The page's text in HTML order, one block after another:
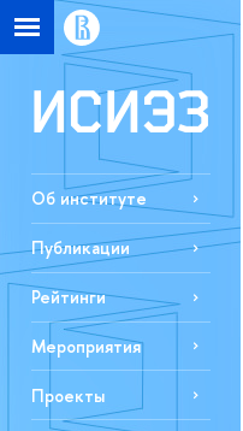
Об институте
Публикации
Рейтинги
Мероприятия
Проекты